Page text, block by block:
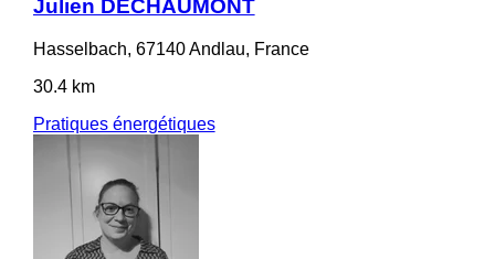
Julien DECHAUMONT
Hasselbach, 67140 Andlau, France
30.4 km
Pratiques énergétiques